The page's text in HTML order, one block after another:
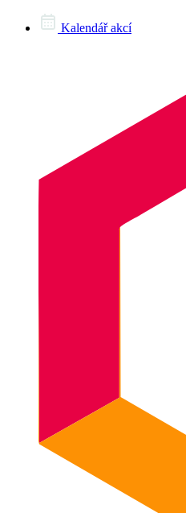
Kalendář akcí